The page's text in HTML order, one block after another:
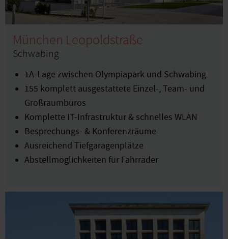
München Leopoldstraße
Schwabing
1A-Lage zwischen Olympiapark und Schwabing
155 komplett ausgestattete Einzel-, Team- und
Großraumbüros
Komplette IT-Infrastruktur & schnelles WLAN
Besprechungs- & Konferenzräume
Ausreichend Tiefgaragenplätze
Abstellmöglichkeiten für Fahrräder